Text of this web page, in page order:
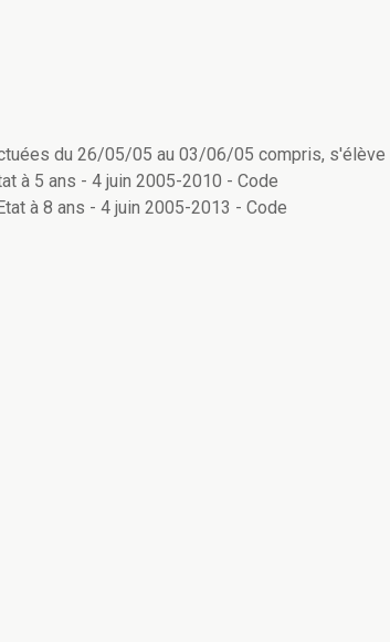
du 26/05/05 au 03/06/05 compris, s'élève
à 5 ans - 4 juin 2005-2010 - Code
à 8 ans - 4 juin 2005-2013 - Code